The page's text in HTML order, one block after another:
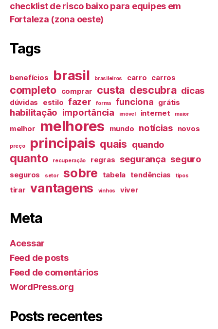
checklist de risco baixo para equipes em
Fortaleza (zona oeste)
Tags
benefícios brasil brasileiros carro carros
completo comprar custa descubra dicas
dúvidas estilo fazer forma funciona grátis
habilitação importância imóvel internet maior
melhor melhores mundo notícias novos
preço principais quais quando
quanto recuperação regras segurança seguro
seguros setor sobre tabela tendências tipos
tirar vantagens vinhos viver
Meta
Acessar
Feed de posts
Feed de comentários
WordPress.org
Posts recentes